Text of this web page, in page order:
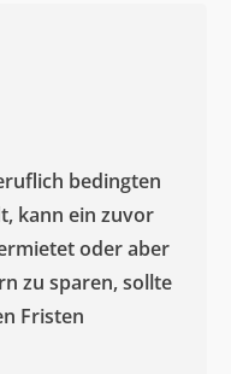
bedingten
kann ein zuvor
oder aber
zu sparen, sollte
Fristen